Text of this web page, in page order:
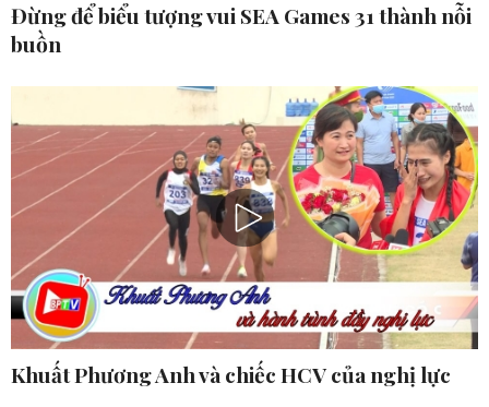
Đừng để biểu tượng vui SEA Games 31 thành nỗi
buồn
Khuất Phương Anh và chiếc HCV của nghị lực